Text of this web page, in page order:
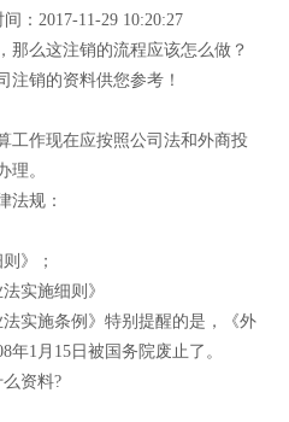
：2017-11-29 10:20:27
么这注销的流程应该怎么做？
注销的资料供您参考！
作现在应按照公司法和外商投
理。
规：
》；
实施细则》
实施条例》特别提醒的是，《外
年1月15日被国务院废止了。
资料?